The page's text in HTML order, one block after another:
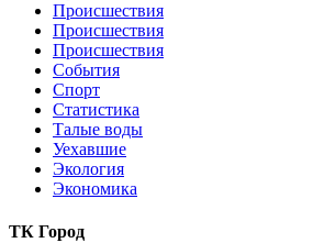
Происшествия
Происшествия
Происшествия
События
Спорт
Статистика
Талые воды
Уехавшие
Экология
Экономика
ТК Город